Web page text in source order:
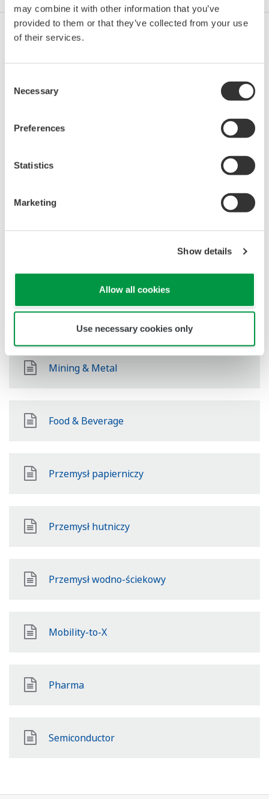
may combine it with other information that you’ve
provided to them or that they’ve collected from your use
of their services.
Selection
Necessary
Preferences
Statistics
Marketing
Show details
Allow all cookies
Use necessary cookies only
Przemysł chemiczny
Energia odnawialna
Mining & Metal
Food & Beverage
Przemysł papierniczy
Przemysł hutniczy
Przemysł wodno-ściekowy
Mobility-to-X
Pharma
Semiconductor